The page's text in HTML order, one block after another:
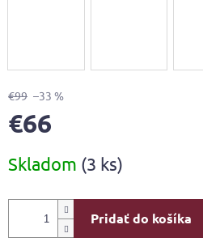
€99 –33 %
€66
cena:
Skladom (3 ks)
Pridať do košíka